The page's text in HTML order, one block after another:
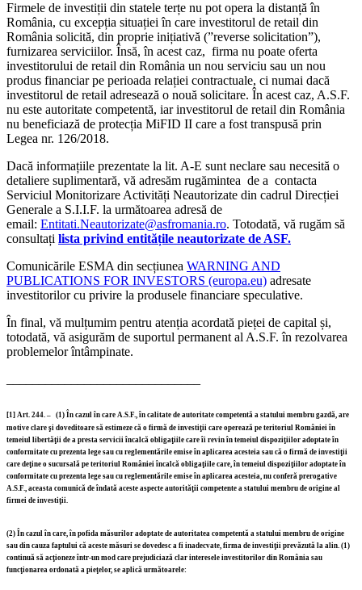
Firmele de investiții din statele terțe nu pot opera la distanță în
România, cu excepția situației în care investitorul de retail din
România solicită, din proprie inițiativă (”reverse solicitation”),
furnizarea serviciilor. Însă, în acest caz, firma nu poate oferta
investitorului de retail din România un nou serviciu sau un nou
produs financiar pe perioada relației contractuale, ci numai dacă
investitorul de retail adresează o nouă solicitare. În acest caz, A.S.F.
nu este autoritate competentă, iar investitorul de retail din România
nu beneficiază de protecția MiFID II care a fost transpusă prin
Legea nr. 126/2018.
Dacă informațiile prezentate la lit. A-E sunt neclare sau necesită o
detaliere suplimentară, vă adresăm rugămintea de a contacta
Serviciul Monitorizare Activități Neautorizate din cadrul Direcției
Generale a S.I.I.F. la următoarea adresă de
email: Entitati.Neautorizate@asfromania.ro. Totodată, vă rugăm să
consultați lista privind entitățile neautorizate de ASF.
Comunicările ESMA din secțiunea WARNING AND
PUBLICATIONS FOR INVESTORS (europa.eu) adresate
investitorilor cu privire la produsele financiare speculative.
În final, vă mulțumim pentru atenția acordată pieței de capital și,
totodată, vă asigurăm de suportul permanent al A.S.F. în rezolvarea
problemelor întâmpinate.
[1] Art. 244. – (1) În cazul în care A.S.F., în calitate de autoritate competentă a statului membru gazdă, are
motive clare şi doveditoare să estimeze că o firmă de investiţii care operează pe teritoriul României în
temeiul libertăţii de a presta servicii încalcă obligaţiile care îi revin în temeiul dispoziţiilor adoptate în
conformitate cu prezenta lege sau cu reglementările emise în aplicarea acesteia sau că o firmă de investiţii
care deţine o sucursală pe teritoriul României încalcă obligaţiile care, în temeiul dispoziţiilor adoptate în
conformitate cu prezenta lege sau cu reglementările emise în aplicarea acesteia, nu conferă prerogative
A.S.F., aceasta comunică de îndată aceste aspecte autorităţii competente a statului membru de origine al
firmei de investiţii.
(2) În cazul în care, în pofida măsurilor adoptate de autoritatea competentă a statului membru de origine
sau din cauza faptului că aceste măsuri se dovedesc a fi inadecvate, firma de investiţii prevăzută la alin. (1)
continuă să acţioneze într-un mod care prejudiciază clar interesele investitorilor din România sau
funcţionarea ordonată a pieţelor, se aplică următoarele: